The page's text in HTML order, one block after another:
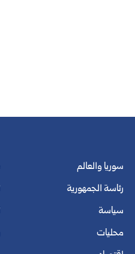
سوريا والعالم
رئاسة الجمهورية
سياسة
محليات